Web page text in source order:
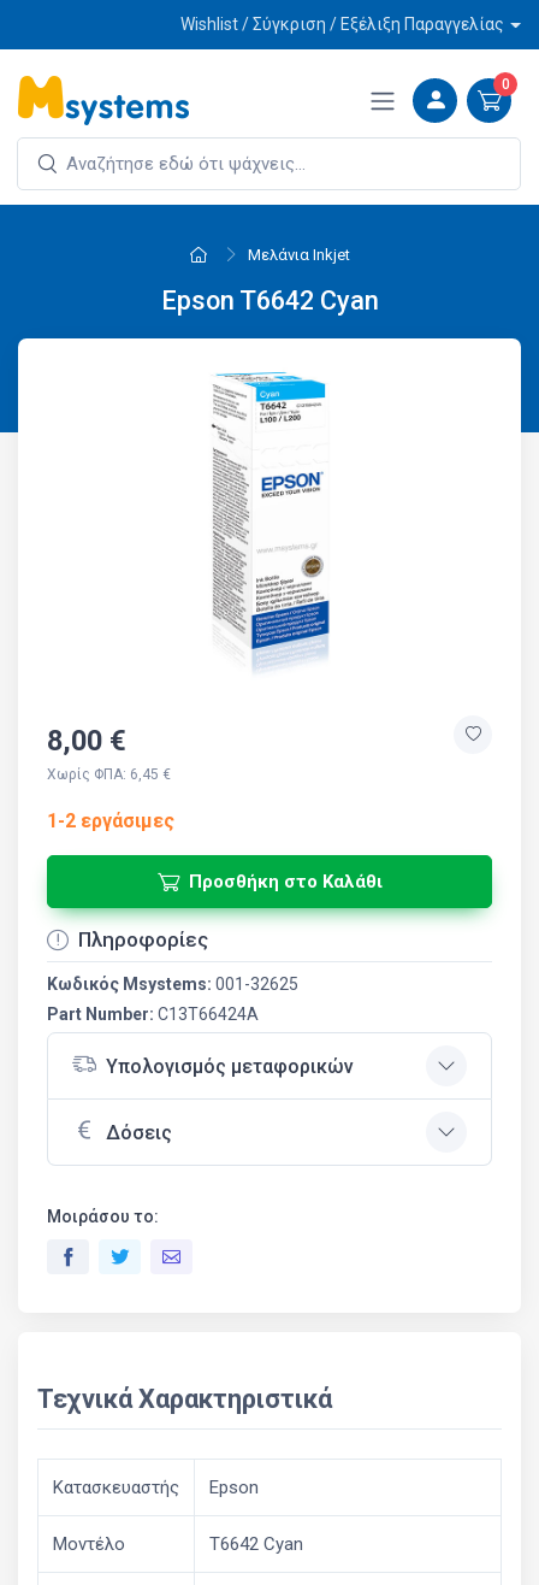
Wishlist / Σύγκριση / Εξέλιξη Παραγγελίας
0
Μελάνια Inkjet
Epson T6642 Cyan
8,00 €
Χωρίς ΦΠΑ: 6,45 €
1-2 εργάσιμες
Προσθήκη στο Καλάθι
Πληροφορίες
Κωδικός Msystems: 001-32625
Part Number: C13T66424A
Υπολογισμός μεταφορικών
Δόσεις
Μοιράσου το:
Τεχνικά Χαρακτηριστικά
Κατασκευαστής Epson
Μοντέλο T6642 Cyan